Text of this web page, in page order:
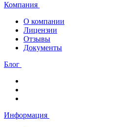
Компания
О компании
Лицензии
Отзывы
Документы
Блог
Информация